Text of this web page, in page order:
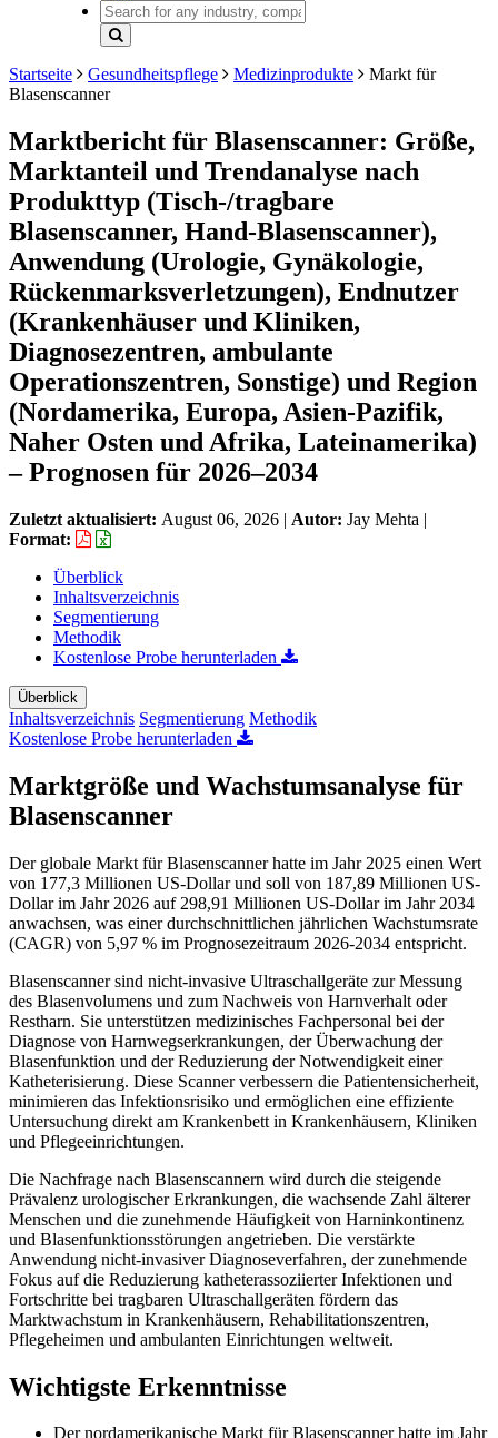
Startseite Gesundheitspflege Medizinprodukte
Markt für
Blasenscanner
Marktbericht für Blasenscanner: Größe,
Marktanteil und Trendanalyse nach
Produkttyp (Tisch-/tragbare
Blasenscanner, Hand-Blasenscanner),
Anwendung (Urologie, Gynäkologie,
Rückenmarksverletzungen), Endnutzer
(Krankenhäuser und Kliniken,
Diagnosezentren, ambulante
Operationszentren, Sonstige) und Region
(Nordamerika, Europa, Asien-Pazifik,
Naher Osten und Afrika, Lateinamerika)
– Prognosen für 2026–2034
Zuletzt aktualisiert: August 06, 2026 | Autor: Jay Mehta |
Format:
Überblick
Inhaltsverzeichnis
Segmentierung
Methodik
Kostenlose Probe herunterladen
Überblick
Inhaltsverzeichnis Segmentierung Methodik
Kostenlose Probe herunterladen
Marktgröße und Wachstumsanalyse für
Blasenscanner
Der globale Markt für Blasenscanner hatte im Jahr 2025 einen Wert
von 177,3 Millionen US-Dollar und soll von 187,89 Millionen US-
Dollar im Jahr 2026 auf 298,91 Millionen US-Dollar im Jahr 2034
anwachsen, was einer durchschnittlichen jährlichen Wachstumsrate
(CAGR) von 5,97 % im Prognosezeitraum 2026-2034 entspricht.
Blasenscanner sind nicht-invasive Ultraschallgeräte zur Messung
des Blasenvolumens und zum Nachweis von Harnverhalt oder
Restharn. Sie unterstützen medizinisches Fachpersonal bei der
Diagnose von Harnwegserkrankungen, der Überwachung der
Blasenfunktion und der Reduzierung der Notwendigkeit einer
Katheterisierung. Diese Scanner verbessern die Patientensicherheit,
minimieren das Infektionsrisiko und ermöglichen eine effiziente
Untersuchung direkt am Krankenbett in Krankenhäusern, Kliniken
und Pflegeeinrichtungen.
Die Nachfrage nach Blasenscannern wird durch die steigende
Prävalenz urologischer Erkrankungen, die wachsende Zahl älterer
Menschen und die zunehmende Häufigkeit von Harninkontinenz
und Blasenfunktionsstörungen angetrieben. Die verstärkte
Anwendung nicht-invasiver Diagnoseverfahren, der zunehmende
Fokus auf die Reduzierung katheterassoziierter Infektionen und
Fortschritte bei tragbaren Ultraschallgeräten fördern das
Marktwachstum in Krankenhäusern, Rehabilitationszentren,
Pflegeheimen und ambulanten Einrichtungen weltweit.
Wichtigste Erkenntnisse
Der nordamerikanische Markt für Blasenscanner hatte im Jahr